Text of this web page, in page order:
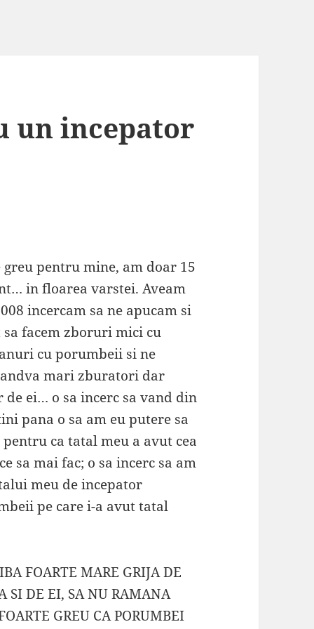
un incepator
pentru mine, am doar 15
in floarea varstei. Aveam
incercam sa ne apucam si
facem zboruri mici cu
cu porumbeii si ne
mari zburatori dar
ei… o sa incerc sa vand din
pana o sa am eu putere sa
ca tatal meu a avut cea
sa mai fac; o sa incerc sa am
meu de incepator
pe care i-a avut tatal
FOARTE MARE GRIJA DE
SI DE EI, SA NU RAMANA
GREU CA PORUMBEI